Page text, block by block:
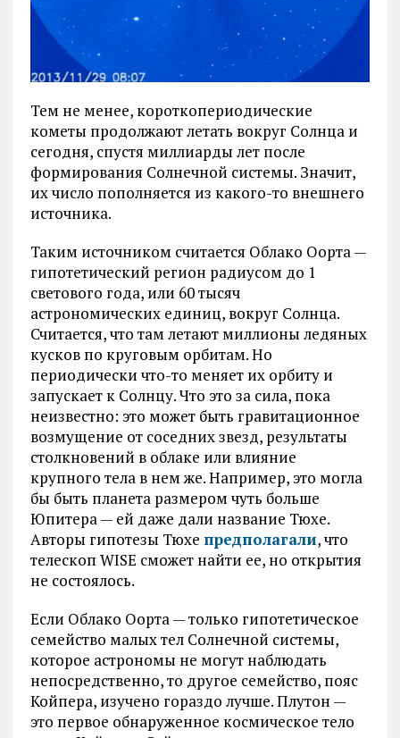
Тем не менее, короткопериодические
кометы продолжают летать вокруг Солнца и
сегодня, спустя миллиарды лет после
формирования Солнечной системы. Значит,
их число пополняется из какого-то внешнего
источника.
Таким источником считается Облако Оорта —
гипотетический регион радиусом до 1
светового года, или 60 тысяч
астрономических единиц, вокруг Солнца.
Считается, что там летают миллионы ледяных
кусков по круговым орбитам. Но
периодически что-то меняет их орбиту и
запускает к Солнцу. Что это за сила, пока
неизвестно: это может быть гравитационное
возмущение от соседних звезд, результаты
столкновений в облаке или влияние
крупного тела в нем же. Например, это могла
бы быть планета размером чуть больше
Юпитера — ей даже дали название Тюхе.
Авторы гипотезы Тюхе предполагали, что
телескоп WISE сможет найти ее, но открытия
не состоялось.
Если Облако Оорта — только гипотетическое
семейство малых тел Солнечной системы,
которое астрономы не могут наблюдать
непосредственно, то другое семейство, пояс
Койпера, изучено гораздо лучше. Плутон —
это первое обнаруженное космическое тело